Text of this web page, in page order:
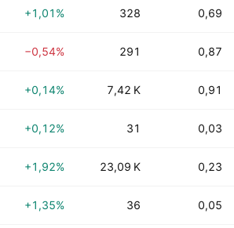
+1,01% 328 0,69
−0,54% 291 0,87
+0,14% 7,42 K 0,91
+0,12% 31 0,03
+1,92% 23,09 K 0,23
+1,35% 36 0,05